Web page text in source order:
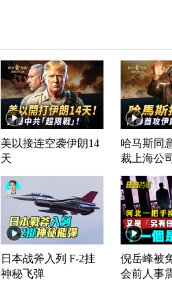
美以接连空袭伊朗14
天
哈马斯同
裁上海公司
日本战斧入列 F-2挂
神秘飞弹
倪岳峰被
会前人事